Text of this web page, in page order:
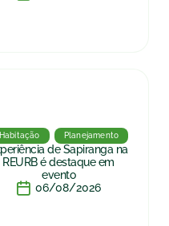
Habitação Planejamento
de Sapiranga na
REURB é destaque em
evento
06/08/2026